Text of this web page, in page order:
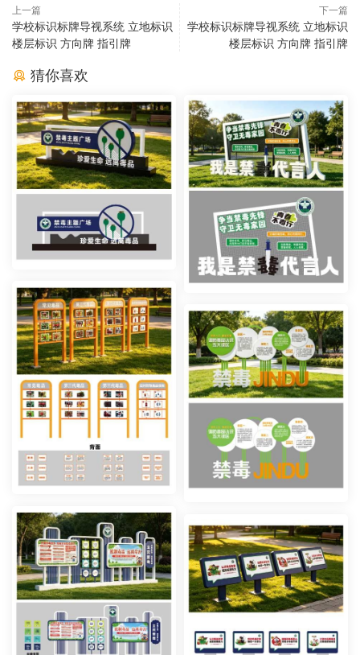
上一篇
学校标识标牌导视系统 立地标识
楼层标识 方向牌 指引牌
下一篇
学校标识标牌导视系统 立地标识
楼层标识 方向牌 指引牌
猜你喜欢